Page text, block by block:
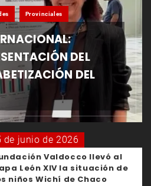
Provinciales
DEL
DEL
de junio de 2026
Valdocco llevó al
León XIV la situación de
niños Wichí de Chaco